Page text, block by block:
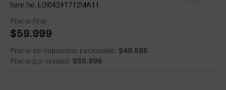
Item No. LOI04241712MA11
Precio final
$59.999
Precio sin impuestos nacionales: $49.586
Precio por unidad: $59.999